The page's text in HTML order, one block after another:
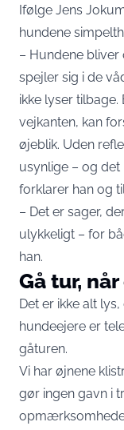
Ifølge Jens
hundene
– Hundene
spejler sig i de
ikke lyser
vejkanten, kan
øjeblik. Uden
usynlige – og det
forklarer han og
– Det er sager,
ulykkeligt – for
han.
Gå tur,
Det er ikke alt
hundeejere er
gåturen.
Vi har øjnene
gør ingen gavn i